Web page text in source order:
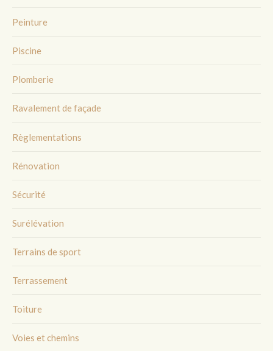
Peinture
Piscine
Plomberie
Ravalement de façade
Règlementations
Rénovation
Sécurité
Surélévation
Terrains de sport
Terrassement
Toiture
Voies et chemins